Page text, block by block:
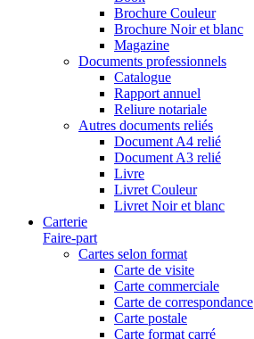
Brochure Couleur
Brochure Noir et blanc
Magazine
Documents professionnels
Catalogue
Rapport annuel
Reliure notariale
Autres documents reliés
Document A4 relié
Document A3 relié
Livre
Livret Couleur
Livret Noir et blanc
Carterie
Faire-part
Cartes selon format
Carte de visite
Carte commerciale
Carte de correspondance
Carte postale
Carte format carré